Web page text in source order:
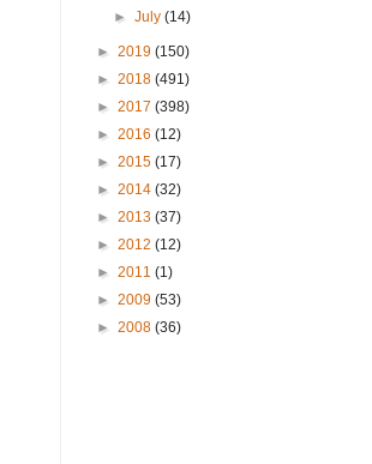
►July(14)
► 2019 (150)
► 2018 (491)
► 2017 (398)
► 2016 (12)
► 2015 (17)
► 2014 (32)
► 2013 (37)
► 2012 (12)
► 2011 (1)
► 2009 (53)
► 2008 (36)